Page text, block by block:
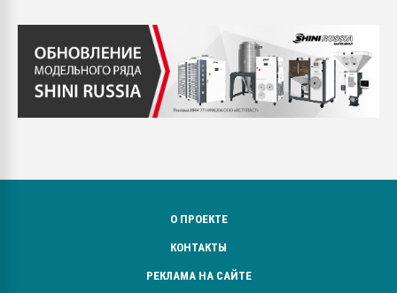
О ПРОЕКТЕ
КОНТАКТЫ
РЕКЛАМА НА САЙТЕ